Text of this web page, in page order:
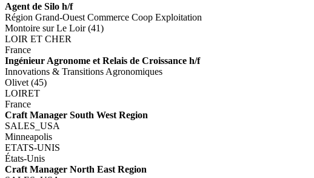
Agent de Silo h/f
Région Grand-Ouest Commerce Coop Exploitation
Montoire sur Le Loir (41)
LOIR ET CHER
France
Ingénieur Agronome et Relais de Croissance h/f
Innovations & Transitions Agronomiques
Olivet (45)
LOIRET
France
Craft Manager South West Region
SALES_USA
Minneapolis
ETATS-UNIS
États-Unis
Craft Manager North East Region